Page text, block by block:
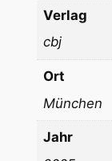
Verlag
cbj
Ort
München
Jahr